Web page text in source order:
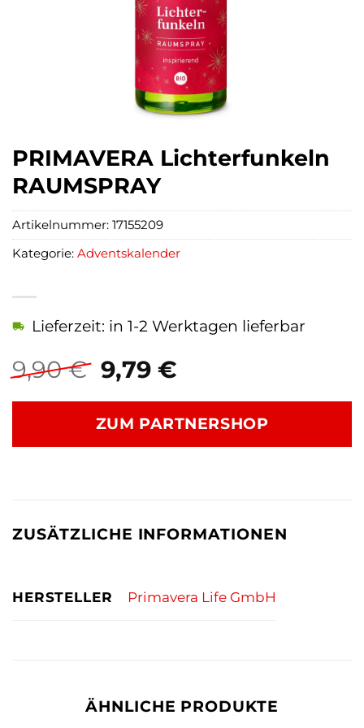
PRIMAVERA Lichterfunkeln
RAUMSPRAY
9,90€ Ursprünglicher
Preis
war:
9,90 €
9,79 €Aktueller
ist:
9,79 €.
Lieferzeit: in 1-2 Werktagen lieferbar
ZUM PARTNERSHOP
Artikelnummer: 17155209
Kategorie: Adventskalender
ZUSÄTZLICHE INFORMATIONEN
HERSTELLER Primavera Life GmbH
ÄHNLICHE PRODUKTE